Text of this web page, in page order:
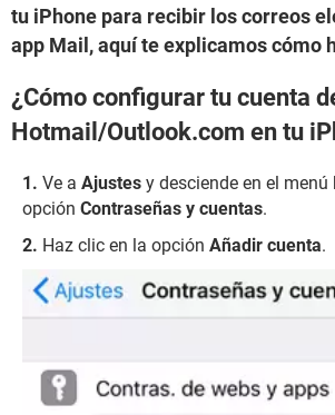
tu iPhone para recibir los correos
app Mail, aquí te explicamos cómo
¿Cómo configurar tu cuenta
Hotmail/Outlook.com en tu
Ve a Ajustes y desciende en el
opción Contraseñas y cuentas.
Haz clic en la opción Añadir cuenta.